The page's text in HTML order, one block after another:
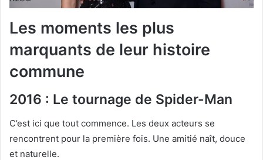
Les moments les plus
marquants de leur histoire
commune
2016 : Le tournage de Spider-Man
C’est ici que tout commence. Les deux acteurs se
rencontrent pour la première fois. Une amitié naît, douce
et naturelle.